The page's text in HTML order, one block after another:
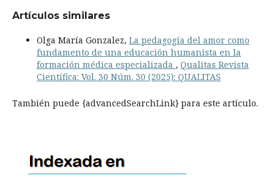
Artículos similares
Olga María Gonzalez, La pedagogía del amor como
fundamento de una educación humanista en la
formación médica especializada , Qualitas Revista
Científica: Vol. 30 Núm. 30 (2025): QUALITAS
También puede {advancedSearchLink} para este artículo.